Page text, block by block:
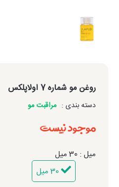
روغن مو شماره 7 اولاپلکس
دسته بندی : مراقبت مو
موجود نیست
میل : 30 میل
30 میل